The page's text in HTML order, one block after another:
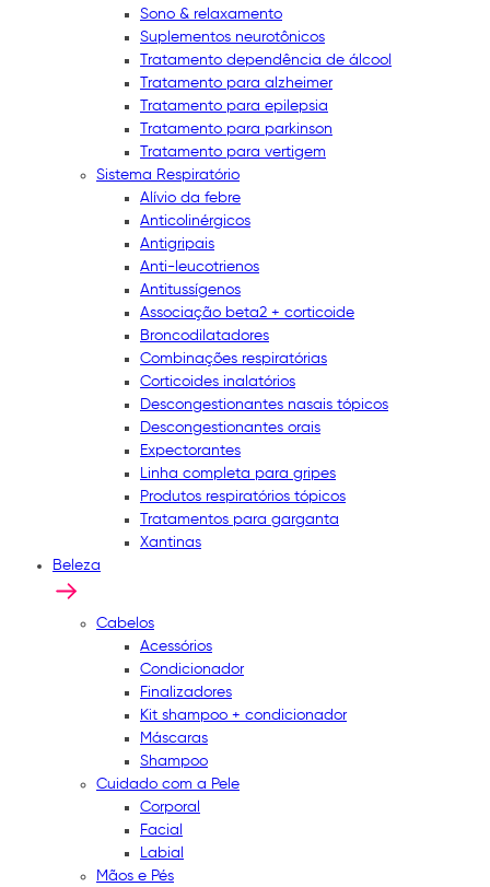
Sono & relaxamento
Suplementos neurotônicos
Tratamento dependência de álcool
Tratamento para alzheimer
Tratamento para epilepsia
Tratamento para parkinson
Tratamento para vertigem
Sistema Respiratório
Alívio da febre
Anticolinérgicos
Antigripais
Anti-leucotrienos
Antitussígenos
Associação beta2 + corticoide
Broncodilatadores
Combinações respiratórias
Corticoides inalatórios
Descongestionantes nasais tópicos
Descongestionantes orais
Expectorantes
Linha completa para gripes
Produtos respiratórios tópicos
Tratamentos para garganta
Xantinas
Beleza
Cabelos
Acessórios
Condicionador
Finalizadores
Kit shampoo + condicionador
Máscaras
Shampoo
Cuidado com a Pele
Corporal
Facial
Labial
Mãos e Pés